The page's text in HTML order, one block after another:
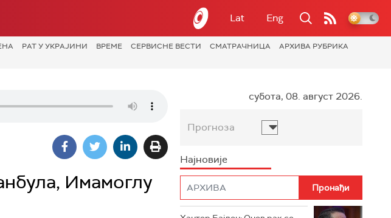
Lat Eng
РАТ У УКРАЈИНИ ВРЕМЕ СЕРВИСНЕ ВЕСТИ СМАТРАЧНИЦА
АРХИВА РУБРИКА
Имамоглу
субота, 08. август 2026.
Прогноза
Најновије